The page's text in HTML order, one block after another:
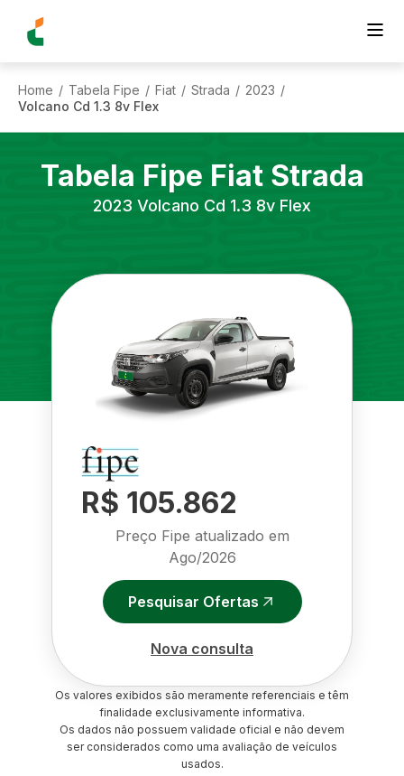
Home / Tabela Fipe / Fiat / Strada / 2023 /
Volcano Cd 1.3 8v Flex
Tabela Fipe Fiat Strada
2023 Volcano Cd 1.3 8v Flex
R$ 105.862
Preço Fipe atualizado em
Ago/2026
Pesquisar Ofertas
Nova consulta
Os valores exibidos são meramente referenciais e têm
finalidade exclusivamente informativa.
Os dados não possuem validade oficial e não devem
ser considerados como uma avaliação de veículos
usados.